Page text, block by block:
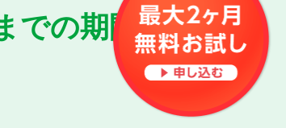
の期間を教えて